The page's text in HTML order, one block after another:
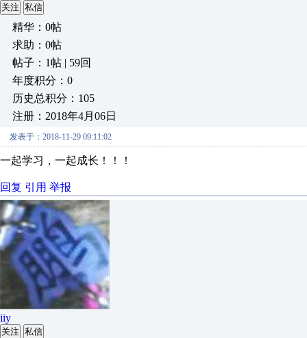
关注 私信
精华：0帖
求助：0帖
帖子：1帖 | 59回
年度积分：0
历史总积分：105
注册：2018年4月06日
发表于：2018-11-29 09:11:02
一起学习，一起成长！！！
回复 引用 举报
iiy
关注 私信